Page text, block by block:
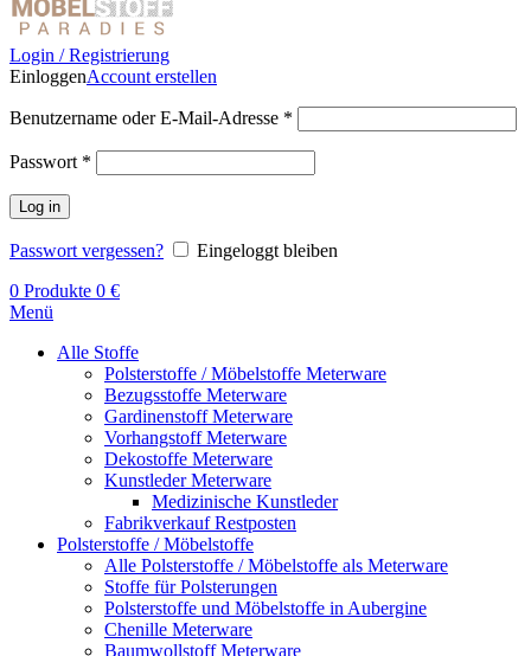
Login / Registrierung
EinloggenAccount erstellen
Benutzername oder E-Mail-Adresse *
Passwort *
Log in
Passwort vergessen?
Eingeloggt bleiben
0 Produkte 0 €
Menü
Alle Stoffe
Polsterstoffe / Möbelstoffe Meterware
Bezugsstoffe Meterware
Gardinenstoff Meterware
Vorhangstoff Meterware
Dekostoffe Meterware
Kunstleder Meterware
Medizinische Kunstleder
Fabrikverkauf Restposten
Polsterstoffe / Möbelstoffe
Alle Polsterstoffe / Möbelstoffe als Meterware
Stoffe für Polsterungen
Polsterstoffe und Möbelstoffe in Aubergine
Chenille Meterware
Baumwollstoff Meterware